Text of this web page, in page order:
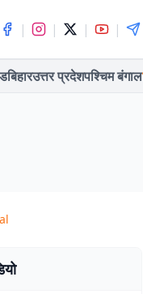
| | | |
बिहारउत्तर प्रदेशपश्चिम बंगाल